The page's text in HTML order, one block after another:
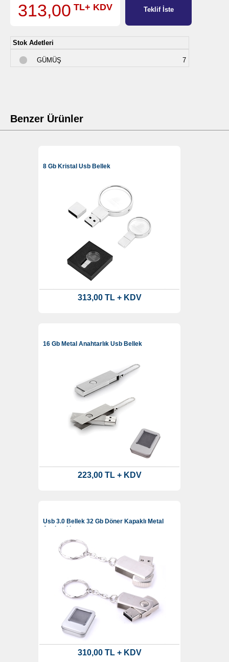
313,00 TL+ KDV Teklif İste
Stok Adetleri
GÜMÜŞ 7
Benzer Ürünler
8 Gb Kristal Usb Bellek
313,00 TL + KDV
16 Gb Metal Anahtarlık Usb Bellek
223,00 TL + KDV
Usb 3.0 Bellek 32 Gb Döner Kapaklı Metal
Anahtarlık
310,00 TL + KDV